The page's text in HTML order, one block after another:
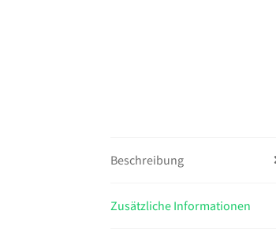
Beschreibung
Zusätzliche Informationen